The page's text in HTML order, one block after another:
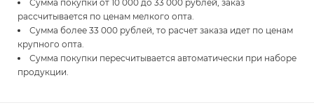
Сумма покупки от 10 000 до 33 000 рублей, заказ
рассчитывается по ценам мелкого опта.
Сумма более 33 000 рублей, то расчет заказа идет по ценам
крупного опта.
Сумма покупки пересчитывается автоматически при наборе
продукции.